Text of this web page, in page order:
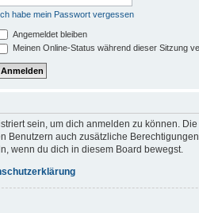
habe mein Passwort vergessen
Angemeldet bleiben
Meinen Online-Status während dieser Sitzung
sein, um dich anmelden zu können.
Benutzern auch zusätzliche
wenn du dich in diesem Board bewegst.